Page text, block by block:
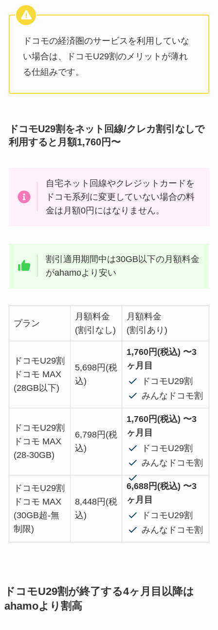
ドコモの経済圏のサービスを利用していな
い場合は、ドコモU29割のメリットが薄れ
る仕組みです。
ドコモU29割をネット回線/クレカ割引なしで
利用すると月額1,760円〜
自宅ネット回線やクレジットカードを
ドコモ系列に変更していない場合の料
金は月額0円にはなりません。
割引適用期間中は30GB以下の月額料金
がahamoより安い
プラン
月額料金
(割引なし)
月額料金
(割引あり)
ドコモU29割
ドコモ MAX
(28GB以下)
5,698円(税
込)
1,760円(税込) 〜3
ヶ月目
ドコモU29割
みんなドコモ割
ドコモU29割
ドコモ MAX
(28-30GB)
6,798円(税
込)
1,760円(税込) 〜3
ヶ月目
ドコモU29割
みんなドコモ割
ドコモU29割
ドコモ MAX
(30GB超-無
制限)
8,448円(税
込)
6,688円(税込) 〜3
ヶ月目
ドコモU29割
みんなドコモ割
ドコモU29割が終了する4ヶ月目以降は
ahamoより割高